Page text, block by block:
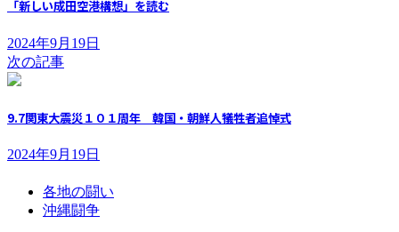
「新しい成田空港構想」を読む
2024年9月19日
次の記事
9.7関東大震災１０１周年 韓国・朝鮮人犠牲者追悼式
2024年9月19日
各地の闘い
沖縄闘争